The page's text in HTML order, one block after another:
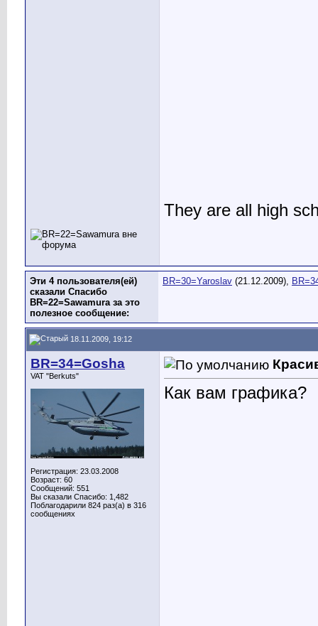
They are all high
Эти 4 пользователя(ей)
сказали Спасибо
BR=22=Sawamura за это
полезное сообщение:
BR=30=Yaroslav (21.12.2009),
18.11.2009, 19:12
BR=34=Gosha
VAT "Berkuts"
Регистрация: 23.03.2008
Возраст: 60
Сообщений: 551
Вы сказали Спасибо: 1,482
Поблагодарили 824 раз(а) в 316
сообщениях
Как вам графика?